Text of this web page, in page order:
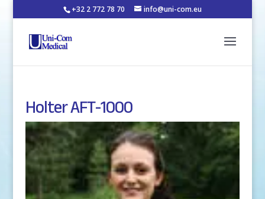
+32 2 772 78 70 info@uni-com.eu
Holter AFT-1000